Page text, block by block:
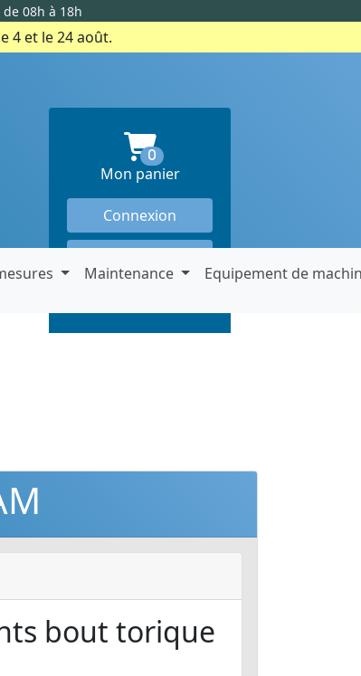
08h à 18h
4 et le 24 août.
0produits en panier
Mon panier
Connexion
Maintenance Equipement de
bout torique